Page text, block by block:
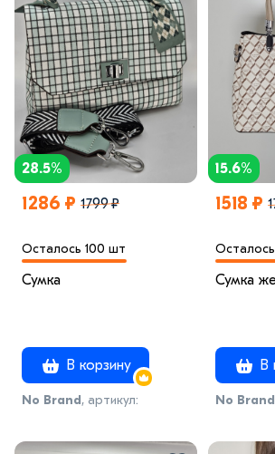
28.5%
1286 ₽ 1799 ₽
Осталось 100 шт
Сумка
В корзину
No Brand, артикул:
15.6%
1518 ₽
Сумка
В
No Brand